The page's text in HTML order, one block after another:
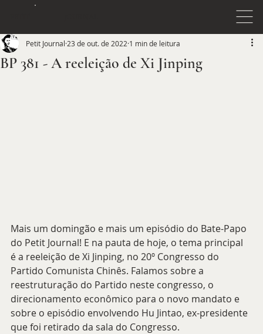
BP 381 - A reeleição de Xi Jinping
Petit Journal 23 de out. de 2022 1 min de leitura
Mais um domingão e mais um episódio do Bate-Papo
do Petit Journal! E na pauta de hoje, o tema principal
é a reeleição de Xi Jinping, no 20º Congresso do
Partido Comunista Chinês. Falamos sobre a
reestruturação do Partido neste congresso, o
direcionamento econômico para o novo mandato e
sobre o episódio envolvendo Hu Jintao, ex-presidente
que foi retirado da sala do Congresso.